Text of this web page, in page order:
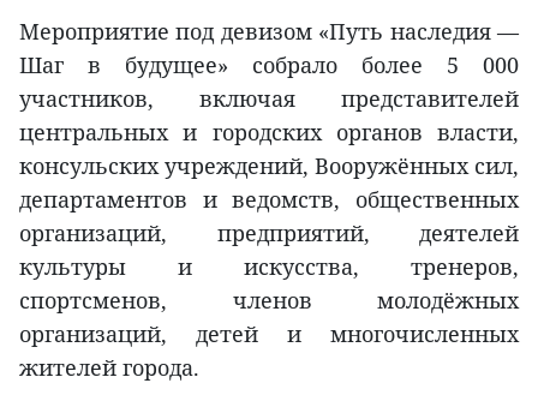
Мероприятие под девизом «Путь наследия —
Шаг в будущее» собрало более 5 000
участников, включая представителей
центральных и городских органов власти,
консульских учреждений, Вооружённых сил,
департаментов и ведомств, общественных
организаций, предприятий, деятелей
культуры и искусства, тренеров,
спортсменов, членов молодёжных
организаций, детей и многочисленных
жителей города.